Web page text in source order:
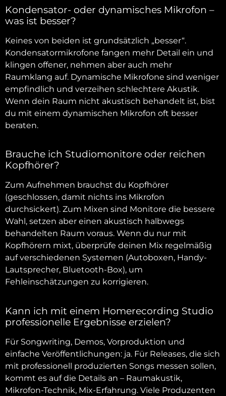
Kondensator- oder dynamisches Mikrofon –
was ist besser?
Keines von beiden ist grundsätzlich „besser“.
Kondensatormikrofone fangen mehr Detail ein und
klingen offener, nehmen aber auch mehr
Raumklang auf. Dynamische Mikrofone sind weniger
empfindlich und verzeihen schlechtere Akustik.
Wenn dein Raum nicht akustisch behandelt ist, bist
du mit einem dynamischen Mikrofon oft besser
beraten.
Brauche ich Studiomonitore oder reichen
Kopfhörer?
Zum Aufnehmen brauchst du Kopfhörer
(geschlossen, damit nichts ins Mikrofon
durchsickert). Zum Mixen sind Monitore die bessere
Wahl, setzen aber einen akustisch halbwegs
behandelten Raum voraus. Wenn du nur mit
Kopfhörern mixt, überprüfe deinen Mix regelmäßig
auf verschiedenen Systemen (Autoboxen, Handy-
Lautsprecher, Bluetooth-Box), um
Fehleinschätzungen zu korrigieren.
Kann ich mit einem Homerecording Studio
professionelle Ergebnisse erzielen?
Für Songwriting, Demos, Vorproduktion und
einfache Veröffentlichungen: ja. Für Releases, die sich
mit professionell produzierten Songs messen sollen,
kommt es auf die Details an – Raumakustik,
Mikrofon-Technik, Mix-Erfahrung. Viele Produzenten